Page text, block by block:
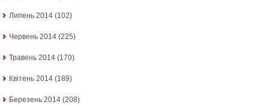
Липень 2014 (102)
Червень 2014 (225)
Травень 2014 (170)
Квітень 2014 (189)
Березень 2014 (208)